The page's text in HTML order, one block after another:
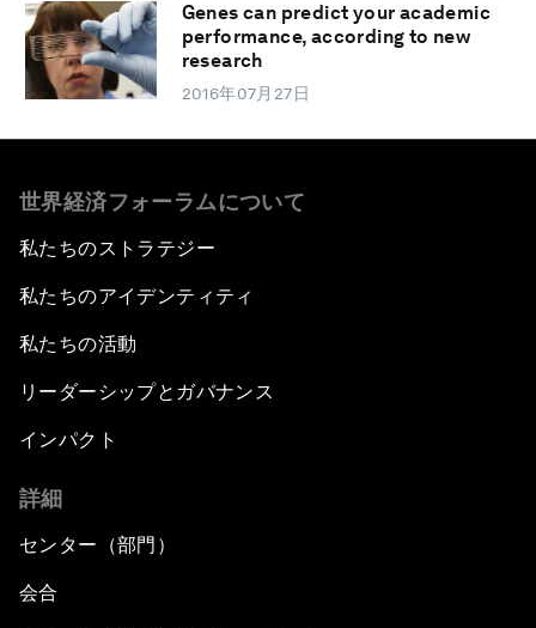
Genes can predict your academic
performance, according to new
research
2016年07月27日
世界経済フォーラムについて
私たちのストラテジー
私たちのアイデンティティ
私たちの活動
リーダーシップとガバナンス
インパクト
詳細
センター（部門）
会合